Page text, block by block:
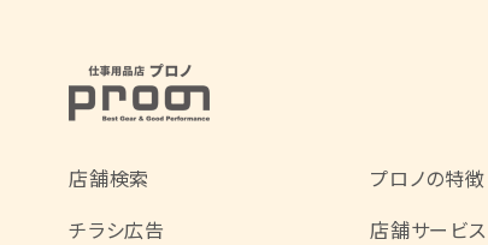
店舗検索
チラシ広告
プロノの特徴
店舗サービス